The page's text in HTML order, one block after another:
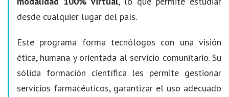
desde cualquier lugar del país.
Este programa forma tecnólogos con una visión
ética, humana y orientada al servicio comunitario. Su
sólida formación científica les permite gestionar
servicios farmacéuticos, garantizar el uso adecuado